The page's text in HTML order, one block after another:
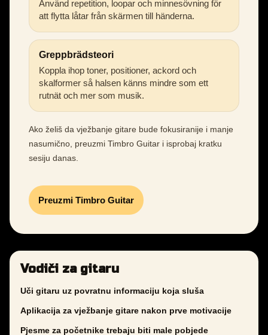
Använd repetition, loopar och minnesövning för
att flytta låtar från skärmen till händerna.
Greppbrädsteori
Koppla ihop toner, positioner, ackord och
skalformer så halsen känns mindre som ett
rutnät och mer som musik.
Ako želiš da vježbanje gitare bude fokusiranije i manje
nasumično, preuzmi Timbro Guitar i isprobaj kratku
sesiju danas.
Preuzmi Timbro Guitar
Vodiči za gitaru
Uči gitaru uz povratnu informaciju koja sluša
Aplikacija za vježbanje gitare nakon prve motivacije
Pjesme za početnike trebaju biti male pobjede